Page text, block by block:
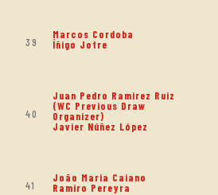
39
Marcos Cordoba
Íñigo Jofre
40
Juan Pedro Ramirez Ruiz
(WC Previous Draw
Organizer)
Javier Núñez López
41
João Maria Caiano
Ramiro Pereyra